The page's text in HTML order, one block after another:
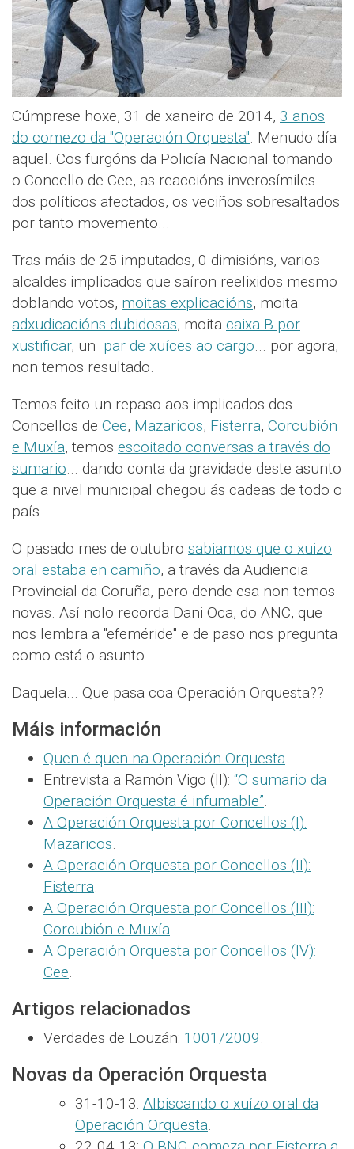
Cúmprese hoxe, 31 de xaneiro de 2014, 3 anos
do comezo da "Operación Orquesta". Menudo día
aquel. Cos furgóns da Policía Nacional tomando
o Concello de Cee, as reaccións inverosímiles
dos políticos afectados, os veciños sobresaltados
por tanto movemento...
Tras máis de 25 imputados, 0 dimisións, varios
alcaldes implicados que saíron reelixidos mesmo
doblando votos, moitas explicacións, moita
adxudicacións dubidosas, moita caixa B por
xustificar, un par de xuíces ao cargo... por agora,
non temos resultado.
Temos feito un repaso aos implicados dos
Concellos de Cee, Mazaricos, Fisterra, Corcubión
e Muxía, temos escoitado conversas a través do
sumario... dando conta da gravidade deste asunto
que a nivel municipal chegou ás cadeas de todo o
país.
O pasado mes de outubro sabiamos que o xuizo
oral estaba en camiño, a través da Audiencia
Provincial da Coruña, pero dende esa non temos
novas. Así nolo recorda Dani Oca, do ANC, que
nos lembra a "efeméride" e de paso nos pregunta
como está o asunto.
Daquela... Que pasa coa Operación Orquesta??
Máis información
Quen é quen na Operación Orquesta.
Entrevista a Ramón Vigo (II): “O sumario da
Operación Orquesta é infumable”.
A Operación Orquesta por Concellos (I):
Mazaricos.
A Operación Orquesta por Concellos (II):
Fisterra.
A Operación Orquesta por Concellos (III):
Corcubión e Muxía.
A Operación Orquesta por Concellos (IV):
Cee.
Artigos relacionados
Verdades de Louzán: 1001/2009.
Novas da Operación Orquesta
31-10-13: Albiscando o xuízo oral da
Operación Orquesta.